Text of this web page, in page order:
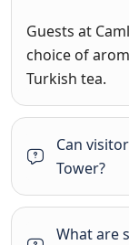
Guests at
choice of
Turkish tea.
Can
Tower?
What are